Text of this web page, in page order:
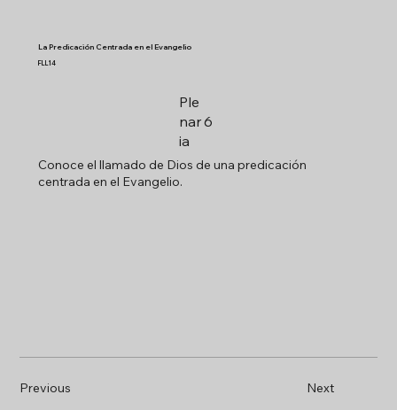
La Predicación Centrada en el Evangelio
FLL14
Ple
nar
ia
6
Conoce el llamado de Dios de una predicación
centrada en el Evangelio.
Previous Next